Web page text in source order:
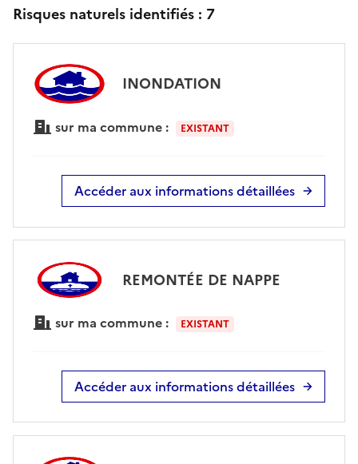
Risques naturels identifiés : 7
INONDATION
sur ma commune : EXISTANT
Accéder aux informations détaillées
REMONTÉE DE NAPPE
sur ma commune : EXISTANT
Accéder aux informations détaillées